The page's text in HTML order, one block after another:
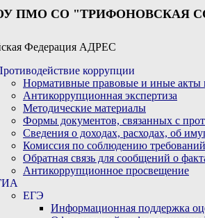
ПМО СО "ТРИФОНОВСКАЯ
Федерация АДРЕС
коррупции
Нормативные правовые и иные акты
Антикоррупционная экспертиза
Методические материалы
Формы документов, связанных с
Сведения о доходах, расходах, об
Комиссия по соблюдению
Обратная связь для сообщений о
Антикоррупционное просвещение
ЕГЭ
Информационная поддержка